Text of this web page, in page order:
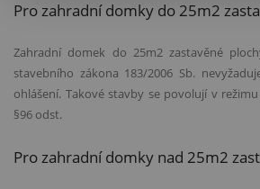
Pro zahradní domky do 25m2
Zahradní domek do 25m2 zastavěné
stavebního zákona 183/2006 Sb.
ohlášení. Takové stavby se povolují v
§96 odst.
Pro zahradní domky nad 25m2